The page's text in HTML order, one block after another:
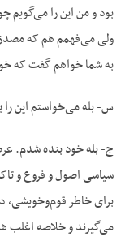
بود و من این را می‌گویم
ولی می‌فهمم هم که
به شما خواهم گفت که
س- بله می‌خواستم این را
ج- بله خود بنده شدم.
سیاسی اصول و فروع و
برای خاطر قوم‌وخویشی،
می‌گیرند و خلاصه اغلب